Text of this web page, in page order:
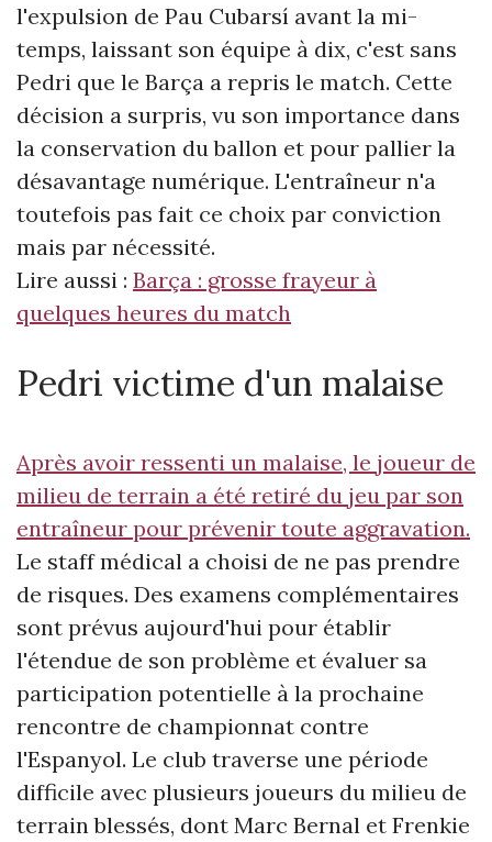
l'expulsion de Pau Cubarsí avant la mi-
temps, laissant son équipe à dix, c'est sans
Pedri que le Barça a repris le match. Cette
décision a surpris, vu son importance dans
la conservation du ballon et pour pallier la
désavantage numérique. L'entraîneur n'a
toutefois pas fait ce choix par conviction
mais par nécessité.
Lire aussi : Barça : grosse frayeur à
quelques heures du match
Pedri victime d'un malaise
Après avoir ressenti un malaise, le joueur de
milieu de terrain a été retiré du jeu par son
entraîneur pour prévenir toute aggravation.
Le staff médical a choisi de ne pas prendre
de risques. Des examens complémentaires
sont prévus aujourd'hui pour établir
l'étendue de son problème et évaluer sa
participation potentielle à la prochaine
rencontre de championnat contre
l'Espanyol. Le club traverse une période
difficile avec plusieurs joueurs du milieu de
terrain blessés, dont Marc Bernal et Frenkie